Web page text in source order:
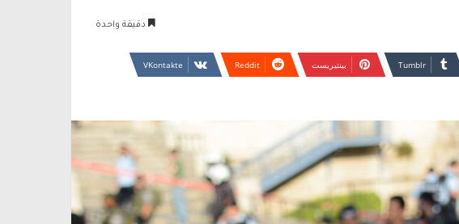
دقيقة واحدة
بينتيريست